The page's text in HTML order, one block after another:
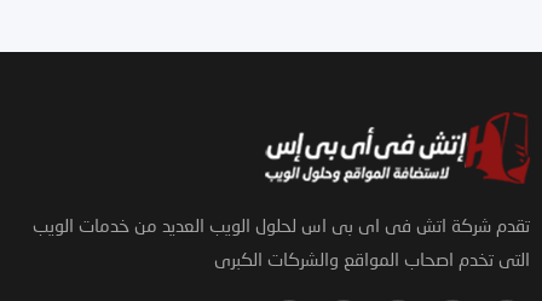
تقدم شركة اتش فى اى بى اس لحلول الويب العديد من خدمات الويب
التى تخدم اصحاب المواقع والشركات الكبرى